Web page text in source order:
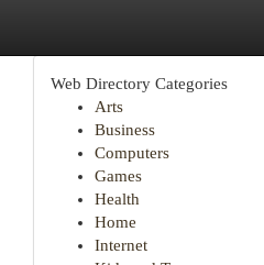
Web Directory Categories
Arts
Business
Computers
Games
Health
Home
Internet